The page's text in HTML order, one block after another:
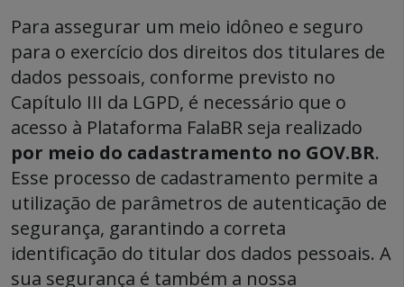
Para assegurar um meio idôneo e seguro
para o exercício dos direitos dos titulares de
dados pessoais, conforme previsto no
Capítulo III da LGPD, é necessário que o
acesso à Plataforma FalaBR seja realizado
por meio do cadastramento no GOV.BR.
Esse processo de cadastramento permite a
utilização de parâmetros de autenticação de
segurança, garantindo a correta
identificação do titular dos dados pessoais. A
sua segurança é também a nossa